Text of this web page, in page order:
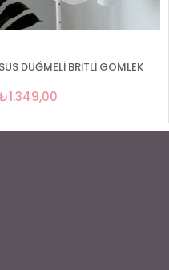
SIFIR KOL PEPLUM GÖMLEK